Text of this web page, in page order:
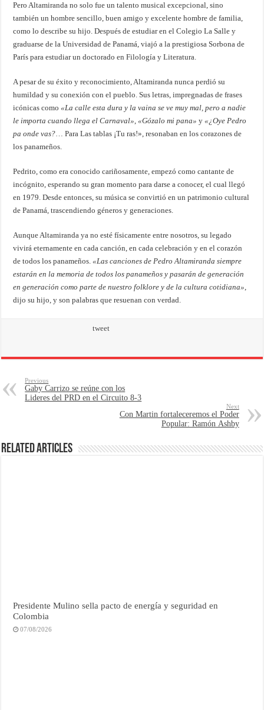
Pero Altamiranda no solo fue un talento musical excepcional, sino
también un hombre sencillo, buen amigo y excelente hombre de familia,
como lo describe su hijo. Después de estudiar en el Colegio La Salle y
graduarse de la Universidad de Panamá, viajó a la prestigiosa Sorbona de
París para estudiar un doctorado en Filología y Literatura.
A pesar de su éxito y reconocimiento, Altamiranda nunca perdió su
humildad y su conexión con el pueblo. Sus letras, impregnadas de frases
icónicas como«La calle esta dura y la vaina se ve muy mal, pero a nadie
le importa cuando llega el Carnaval»,«Gózalo mi pana» y«¿Oye Pedro
pa onde vas?… Para Las tablas ¡Tu ras!», resonaban en los corazones de
los panameños.
Pedrito, como era conocido cariñosamente, empezó como cantante de
incógnito, esperando su gran momento para darse a conocer, el cual llegó
en 1979. Desde entonces, su música se convirtió en un patrimonio cultural
de Panamá, trascendiendo géneros y generaciones.
Aunque Altamiranda ya no esté físicamente entre nosotros, su legado
vivirá eternamente en cada canción, en cada celebración y en el corazón
de todos los panameños.«Las canciones de Pedro Altamiranda siempre
estarán en la memoria de todos los panameños y pasarán de generación
en generación como parte de nuestro folklore y de la cultura cotidiana»,
dijo su hijo, y son palabras que resuenan con verdad.
tweet
Previous
Gaby Carrizo se reúne con los
Lideres del PRD en el Circuito 8-3
Next
Con Martin fortaleceremos el Poder
Popular: Ramón Ashby
Related Articles
Presidente Mulino sella pacto de energía y seguridad en
Colombia
07/08/2026